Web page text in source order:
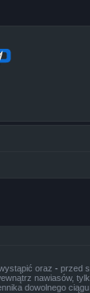
oraz - przed
nawiasów,
dowolnego ciągu